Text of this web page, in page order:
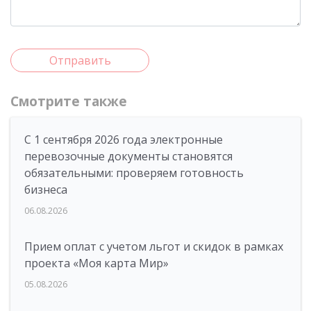
Отправить
Смотрите также
С 1 сентября 2026 года электронные
перевозочные документы становятся
обязательными: проверяем готовность
бизнеса
06.08.2026
Прием оплат с учетом льгот и скидок в рамках
проекта «Моя карта Мир»
05.08.2026